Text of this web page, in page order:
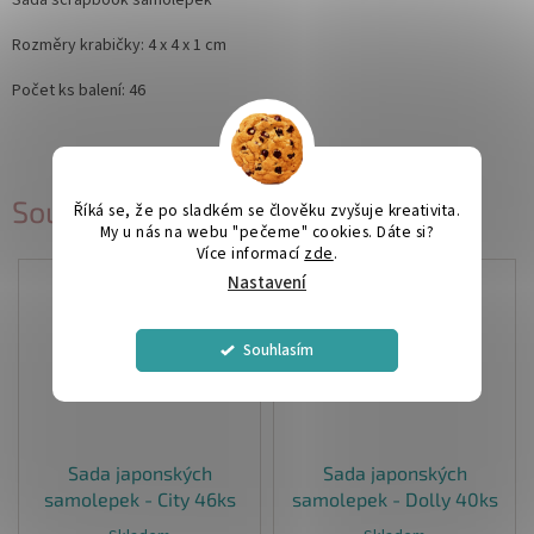
Říká se, že po sladkém se člověku zvyšuje kreativita.
My u nás na webu "pečeme" cookies. Dáte si?
Více informací zde.
Nastavení
Souhlasím
Související produkty
Sada japonských
samolepek - City 46ks
Sada japonských
samolepek - Dolly 40ks
Rozměry krabičky: 4 x 4 x 1 cm
Počet ks balení: 46